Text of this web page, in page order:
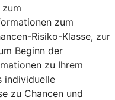
zum
Risiko-Klasse, zur
Beginn der
zu Ihrem
individuelle
zu Chancen und